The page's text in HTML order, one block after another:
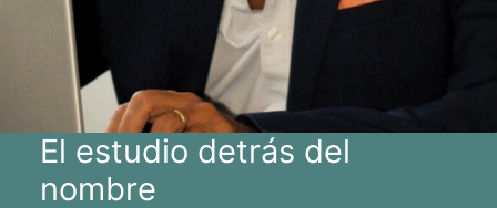
El estudio detrás del
nombre